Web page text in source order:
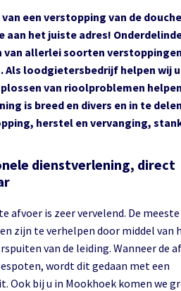
een verstopping van de
aan het juiste adres!
van allerlei soorten
Als loodgietersbedrijf helpen wij
van rioolproblemen
is breed en divers en in te
herstel en vervanging,
dienstverlening, direct
afvoer is zeer vervelend. De meeste
zijn te verhelpen door middel van
van de leiding. Wanneer de
wordt dit gedaan met een
Ook bij u in Mookhoek komen we